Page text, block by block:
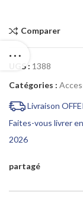
Comparer
UGS : 1388
Catégories :
Livraison
Faites-vous livrer
2026
partagé